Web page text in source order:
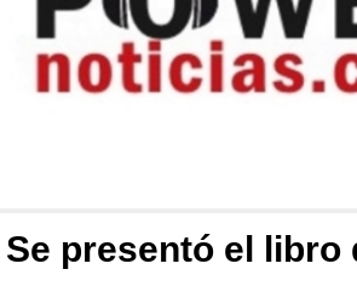
Se presentó el libro